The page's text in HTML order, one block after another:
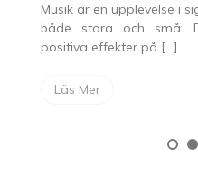
Musik är en upplevelse i
både stora och små.
positiva effekter på […]